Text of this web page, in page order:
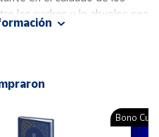
los padres y lo abuelos sea
límites personales
Bono